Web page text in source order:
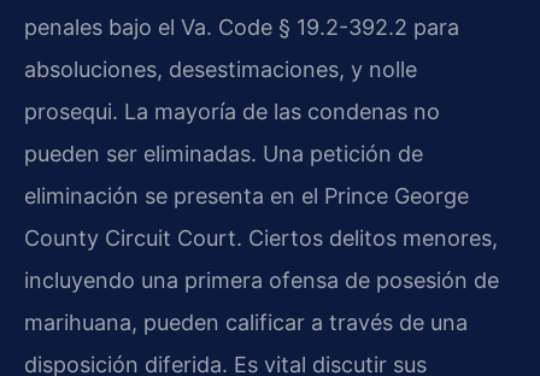
penales bajo el Va. Code § 19.2-392.2 para
absoluciones, desestimaciones, y nolle
prosequi. La mayoría de las condenas no
pueden ser eliminadas. Una petición de
eliminación se presenta en el Prince George
County Circuit Court. Ciertos delitos menores,
incluyendo una primera ofensa de posesión de
marihuana, pueden calificar a través de una
disposición diferida. Es vital discutir sus